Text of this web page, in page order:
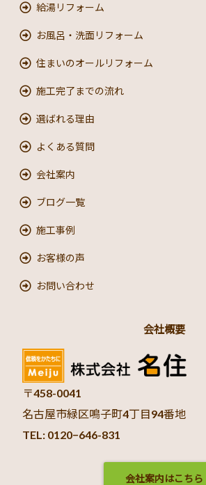
給湯リフォーム
お風呂・洗面リフォーム
住まいのオールリフォーム
施工完了までの流れ
選ばれる理由
よくある質問
会社案内
ブログ一覧
施工事例
お客様の声
お問い合わせ
会社概要
〒458-0041
名古屋市緑区鳴子町4丁目94番地
TEL: 0120−646-831
会社案内はこちら